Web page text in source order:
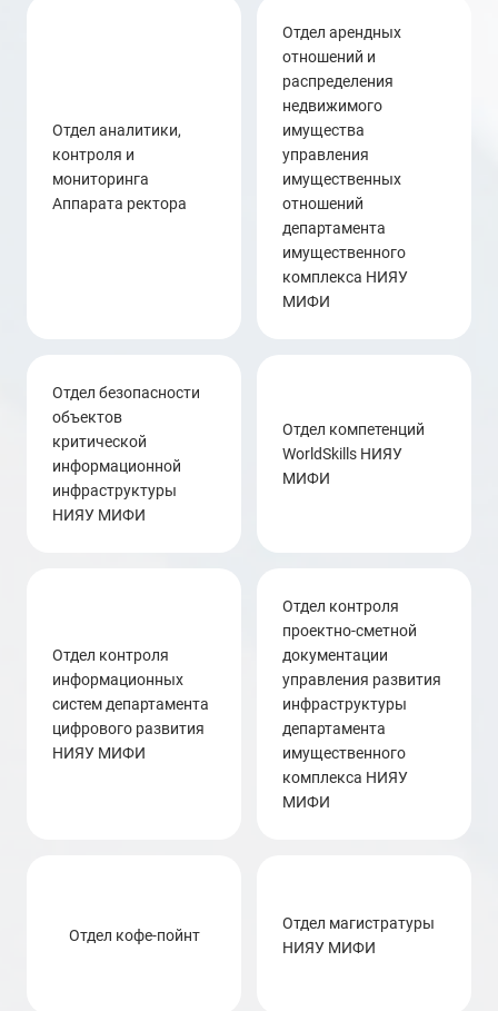
Отдел аналитики,
контроля и
мониторинга
Аппарата ректора
отдел арендных
отношений и
распределения
недвижимого
имущества
управления
имущественных
отношений
департамента
имущественного
комплекса НИЯУ
МИФИ
отдел безопасности
объектов
критической
информационной
инфраструктуры
НИЯУ МИФИ
отдел компетенций
WorldSkills НИЯУ
МИФИ
отдел контроля
информационных
систем департамента
цифрового развития
НИЯУ МИФИ
отдел контроля
проектно-сметной
документации
управления развития
инфраструктуры
департамента
имущественного
комплекса НИЯУ
МИФИ
Отдел кофе-пойнт
отдел магистратуры
НИЯУ МИФИ